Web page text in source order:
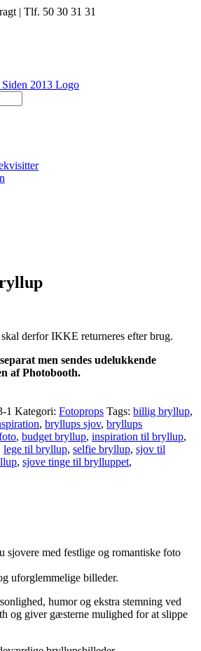
| Tlf. 50 30 31 31
derfor IKKE returneres efter brug.
men sendes udelukkende
af Photobooth.
1 Kategori: Fotoprops Tags: billig bryllup,
, bryllups sjov, bryllups
, budget bryllup, inspiration til bryllup,
lege til bryllup, selfie bryllup, sjov til
, sjove tinge til brylluppet,
sjovere med festlige og romantiske foto
uforglemmelige billeder.
humor og ekstra stemning ved
og giver gæsterne mulighed for at slippe